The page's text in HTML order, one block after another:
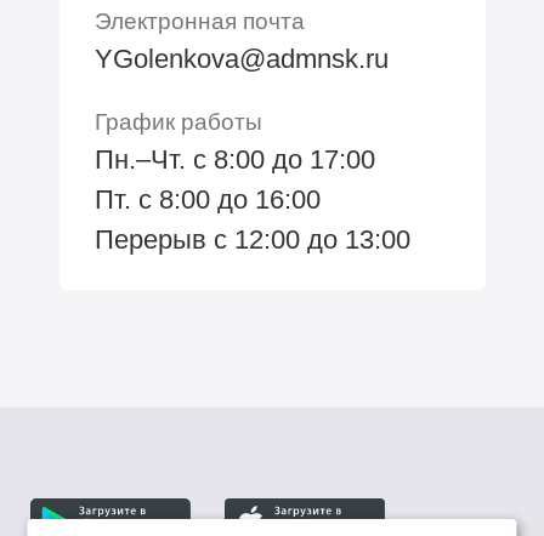
Электронная почта
YGolenkova@admnsk.ru
График работы
Пн.–Чт. с 8:00 до 17:00
Пт. с 8:00 до 16:00
Перерыв с 12:00 до 13:00